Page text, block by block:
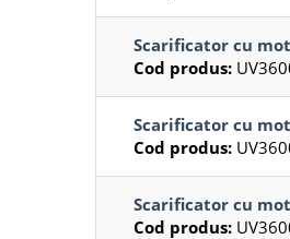
Scarificator cu
Cod produs:
Scarificator cu
Cod produs:
Scarificator cu
Cod produs: